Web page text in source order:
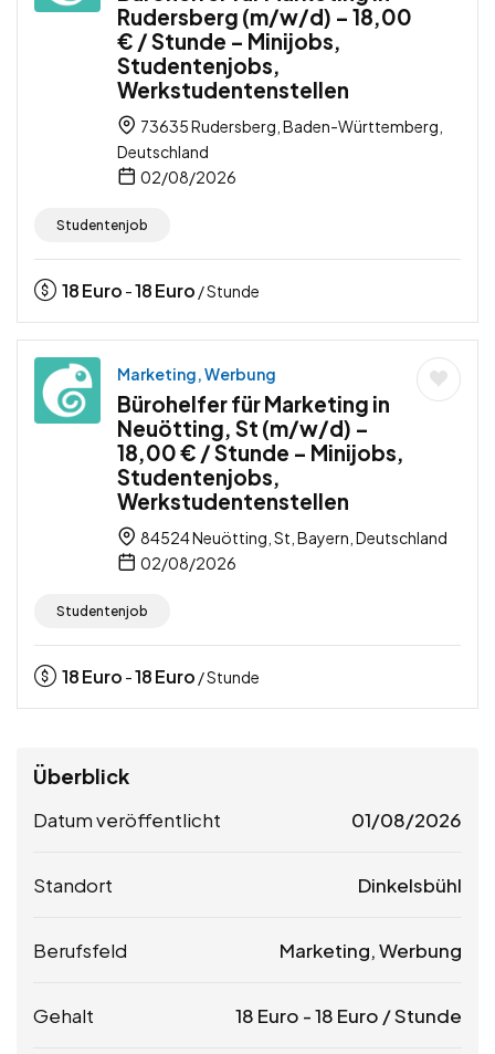
Rudersberg (m/w/d) – 18,00
€ / Stunde – Minijobs,
Studentenjobs,
Werkstudentenstellen
73635 Rudersberg, Baden-Württemberg,
Deutschland
02/08/2026
Studentenjob
18Euro -18Euro / Stunde
Marketing, Werbung
Bürohelfer für Marketing in
Neuötting, St (m/w/d) –
18,00 € / Stunde – Minijobs,
Studentenjobs,
Werkstudentenstellen
84524 Neuötting, St, Bayern, Deutschland
02/08/2026
Studentenjob
18Euro -18Euro / Stunde
Überblick
Datum veröffentlicht 01/08/2026
Standort Dinkelsbühl
Berufsfeld Marketing, Werbung
Gehalt 18 Euro -18 Euro / Stunde